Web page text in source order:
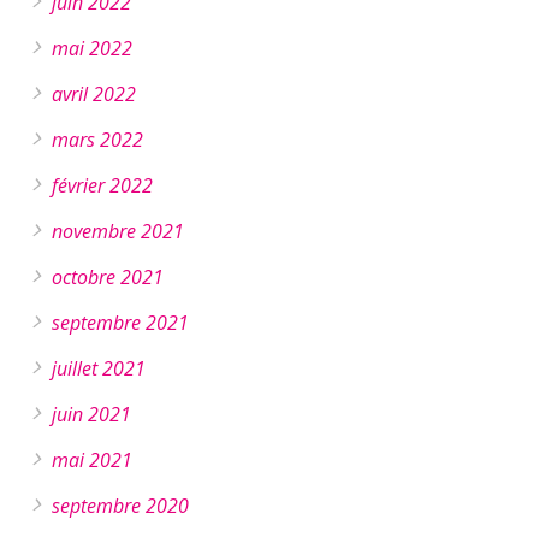
mai 2022
avril 2022
mars 2022
février 2022
novembre 2021
octobre 2021
septembre 2021
juillet 2021
juin 2021
mai 2021
septembre 2020